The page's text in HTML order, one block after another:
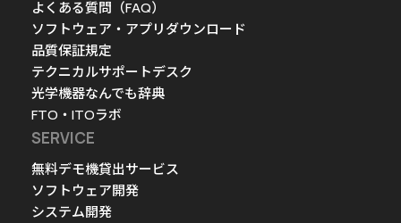
よくある質問（FAQ）
ソフトウェア・アプリダウンロード
品質保証規定
テクニカルサポートデスク
光学機器なんでも辞典
FTO・ITOラボ
SERVICE
無料デモ機貸出サービス
ソフトウェア開発
システム開発